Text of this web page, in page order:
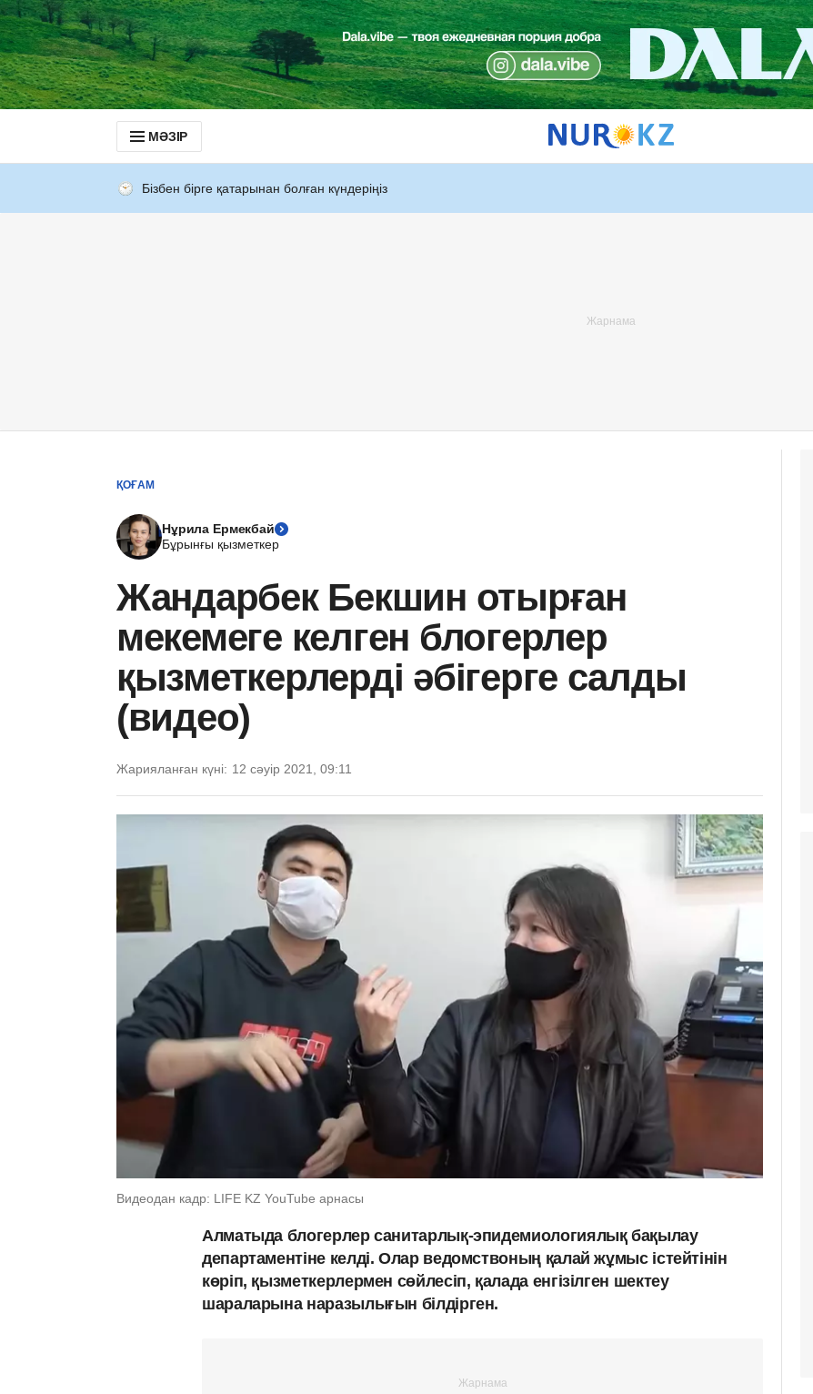
МӘЗІР
Бізбен бірге қатарынан болған күндеріңіз
ҚОҒАМ
Нұрила Ермекбай
Бұрынғы қызметкер
Жандарбек Бекшин отырған
мекемеге келген блогерлер
қызметкерлерді әбігерге салды
(видео)
Жарияланған күні: 12 сәуір 2021, 09:11
Видеодан кадр: LIFE KZ YouTube арнасы
Алматыда блогерлер санитарлық-эпидемиологиялық бақылау
департаментіне келді. Олар ведомствоның қалай жұмыс істейтінін
көріп, қызметкерлермен сөйлесіп, қалада енгізілген шектеу
шараларына наразылығын білдірген.